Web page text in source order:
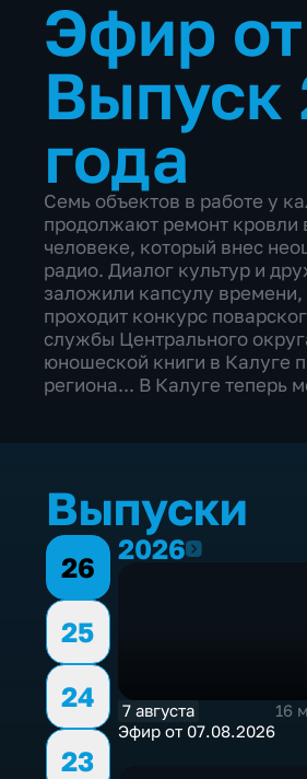
Эфир
Выпуск
года
Семь объектов в работе у
продолжают ремонт
человеке, который внес
радио. Диалог культур и
заложили капсулу времени,
проходит конкурс
службы Центрального
юношеской книги в Калуге
региона... В Калуге теперь
Выпуски
26
25
24
23
20262026
7 августа
16
Эфир от 07.08.2026